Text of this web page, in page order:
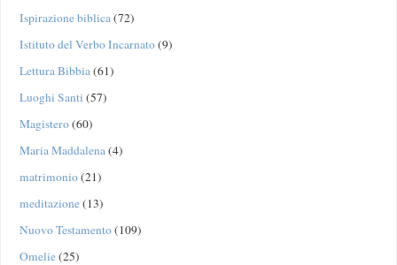
Ispirazione biblica(72)
Istituto del Verbo Incarnato(9)
Lettura Bibbia(61)
Luoghi Santi (57)
Magistero(60)
Maria Maddalena(4)
matrimonio(21)
meditazione(13)
Nuovo Testamento(109)
Omelie(25)